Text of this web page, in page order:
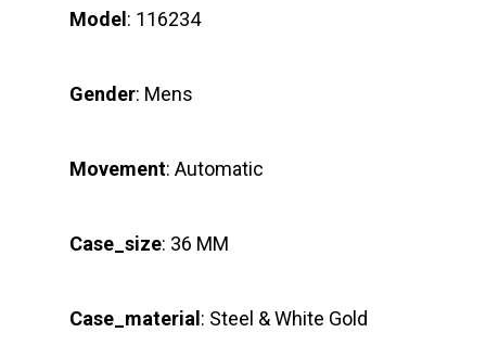
Model: 116234
Gender: Mens
Movement: Automatic
Case_size: 36 MM
Case_material: Steel & White Gold